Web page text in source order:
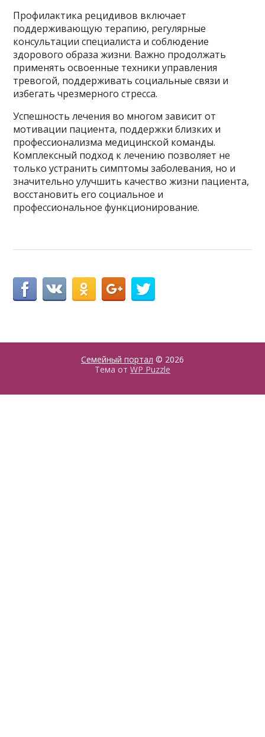
Профилактика рецидивов включает
поддерживающую терапию, регулярные
консультации специалиста и соблюдение
здорового образа жизни. Важно продолжать
применять освоенные техники управления
тревогой, поддерживать социальные связи и
избегать чрезмерного стресса.
Успешность лечения во многом зависит от
мотивации пациента, поддержки близких и
профессионализма медицинской команды.
Комплексный подход к лечению позволяет не
только устранить симптомы заболевания, но и
значительно улучшить качество жизни пациента,
восстановить его социальное и
профессиональное функционирование.
Семейный портал © 2026
Тема от WP Puzzle